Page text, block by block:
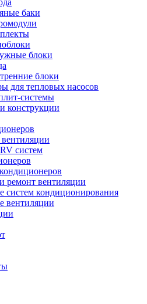
баки
блоки
блоки
для тепловых насосов
системы
конструкции
систем
ремонт вентиляции
систем кондиционирования
вентиляции